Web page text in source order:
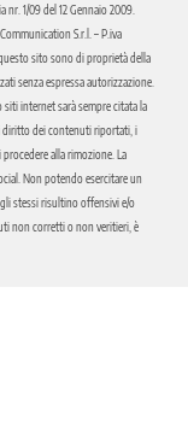
1/09 del 12 Gennaio 2009.
S.r.l. – P.iva
sito sono di proprietà della
senza espressa autorizzazione.
internet sarà sempre citata la
diritto dei contenuti riportati, i
alla rimozione. La
Non potendo esercitare un
stessi risultino offensivi e/o
non corretti o non veritieri, è